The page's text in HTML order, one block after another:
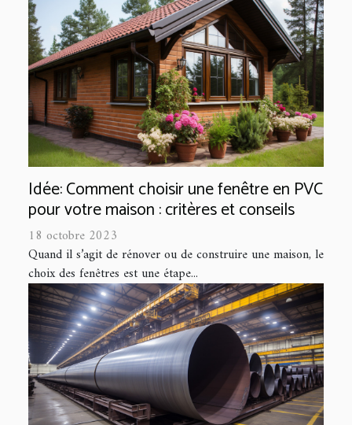
Idée: Comment choisir une fenêtre en PVC
pour votre maison : critères et conseils
18 octobre 2023
Quand il s’agit de rénover ou de construire une maison, le
choix des fenêtres est une étape...